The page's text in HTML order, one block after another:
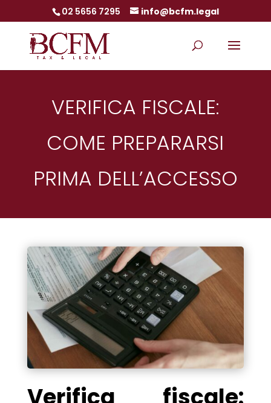
02 5656 7295 info@bcfm.legal
VERIFICA FISCALE:
COME PREPARARSI
PRIMA DELL’ACCESSO